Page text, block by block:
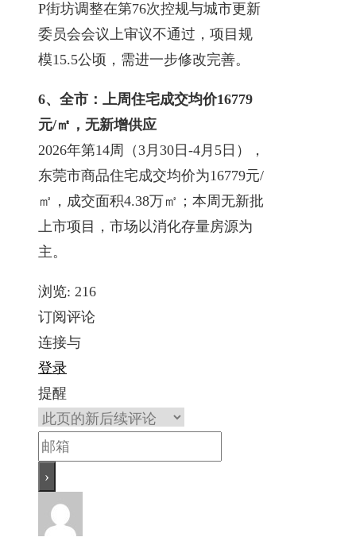
P街坊调整在第76次控规与城市更新
委员会会议上审议不通过，项目规
模15.5公顷，需进一步修改完善。
6、全市：上周住宅成交均价16779
元/㎡，无新增供应
2026年第14周（3月30日-4月5日），
东莞市商品住宅成交均价为16779元/
㎡，成交面积4.38万㎡；本周无新批
上市项目，市场以消化存量房源为
主。
浏览: 216
订阅评论
连接与
登录
提醒